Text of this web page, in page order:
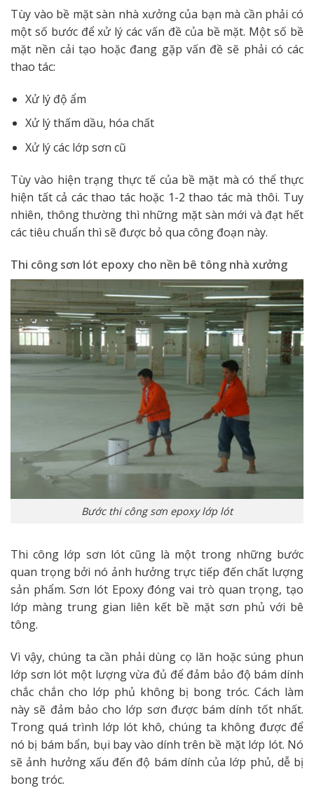
Tùy vào bề mặt sàn nhà xưởng của bạn mà cần phải có
một số bước để xử lý các vấn đề của bề mặt. Một số bề
mặt nền cải tạo hoặc đang gặp vấn đề sẽ phải có các
thao tác:
Xử lý độ ẩm
Xử lý thấm dầu, hóa chất
Xử lý các lớp sơn cũ
Tùy vào hiện trạng thực tế của bề mặt mà có thể thực
hiện tất cả các thao tác hoặc 1-2 thao tác mà thôi. Tuy
nhiên, thông thường thì những mặt sàn mới và đạt hết
các tiêu chuẩn thì sẽ được bỏ qua công đoạn này.
Thi công sơn lót epoxy cho nền bê tông nhà xưởng
Bước thi công sơn epoxy lớp lót
Thi công lớp sơn lót cũng là một trong những bước
quan trọng bởi nó ảnh hưởng trực tiếp đến chất lượng
sản phẩm. Sơn lót Epoxy đóng vai trò quan trọng, tạo
lớp màng trung gian liên kết bề mặt sơn phủ với bê
tông.
Vì vậy, chúng ta cần phải dùng cọ lăn hoặc súng phun
lớp sơn lót một lượng vừa đủ để đảm bảo độ bám dính
chắc chắn cho lớp phủ không bị bong tróc. Cách làm
này sẽ đảm bảo cho lớp sơn được bám dính tốt nhất.
Trong quá trình lớp lót khô, chúng ta không được để
nó bị bám bẩn, bụi bay vào dính trên bề mặt lớp lót. Nó
sẽ ảnh hưởng xấu đến độ bám dính của lớp phủ, dễ bị
bong tróc.